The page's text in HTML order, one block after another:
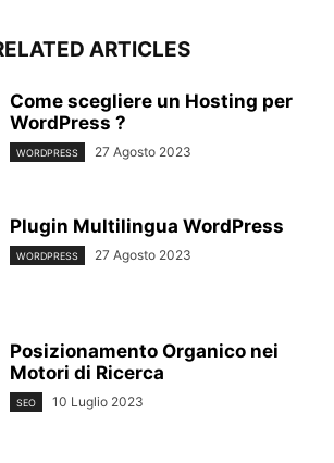
ARTICLES
Come scegliere un Hosting per
WordPress ?
WORDPRESS 27 Agosto 2023
Plugin Multilingua WordPress
WORDPRESS 27 Agosto 2023
Posizionamento Organico nei
Motori di Ricerca
SEO 10 Luglio 2023